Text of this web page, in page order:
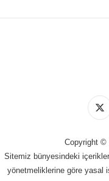
Copyright ©
Sitemiz bünyesindeki
yönetmeliklerine göre yasal